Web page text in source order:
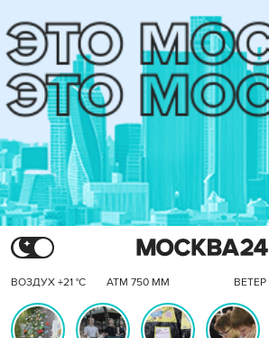
ВОЗДУХ +21 °C АТМ 750 ММ